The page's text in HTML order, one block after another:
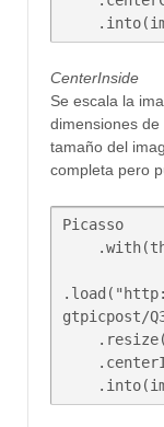
CenterInside
Se escala la
dimensiones
tamaño del
completa pero
Picasso
gtpicpost/